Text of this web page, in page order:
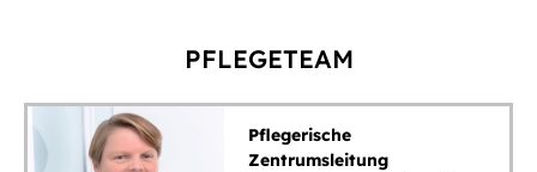
PFLEGETEAM
Pflegerische
Zentrumsleitung